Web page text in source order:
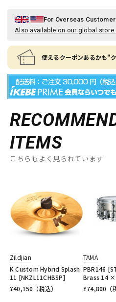
For Overseas
Also available on our global store.
使えるクーポンあるかも"
ITEMS
こちらもよく見られています
Zildjian
K Custom Hybrid Splash
11 [NKZL11CHBSP]
¥40,150 （税込）
TAMA
PBR146
Brass 14
¥74,800 （